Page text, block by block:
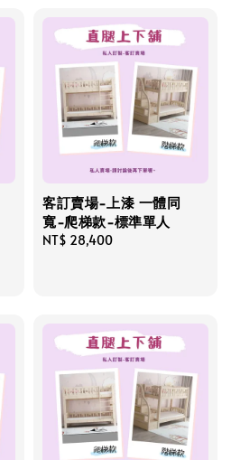
客訂賣場-上漆 一體同
寬-爬梯款-標準單人
Regular
NT$ 28,400